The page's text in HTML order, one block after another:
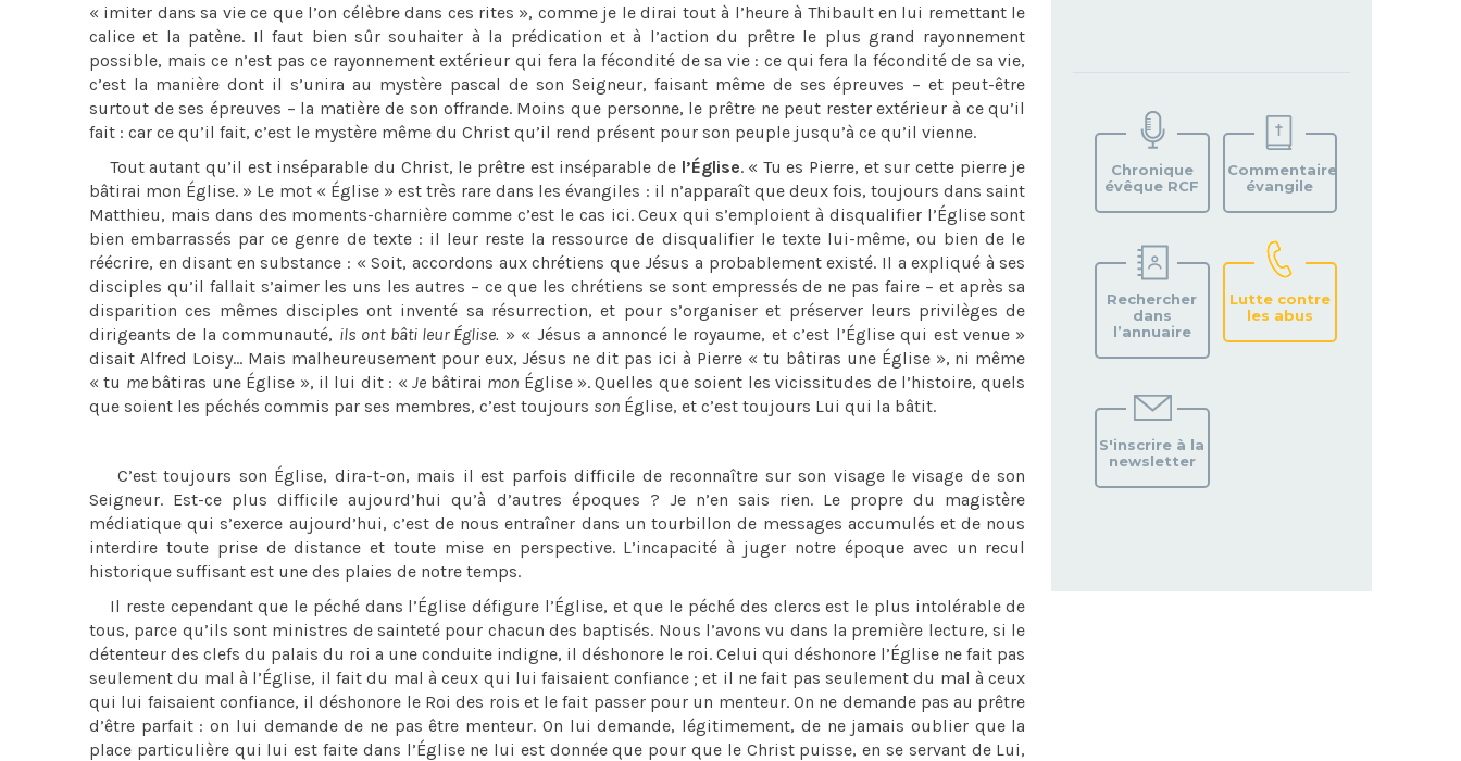
« imiter dans sa vie ce que l’on célèbre dans ces rites », comme je le dirai tout à l’heure à Thibault en lui remettant le
calice et la patène. Il faut bien sûr souhaiter à la prédication et à l’action du prêtre le plus grand rayonnement
possible, mais ce n’est pas ce rayonnement extérieur qui fera la fécondité de sa vie : ce qui fera la fécondité de sa vie,
c’est la manière dont il s’unira au mystère pascal de son Seigneur, faisant même de ses épreuves – et peut-être
surtout de ses épreuves – la matière de son offrande. Moins que personne, le prêtre ne peut rester extérieur à ce qu’il
fait : car ce qu’il fait, c’est le mystère même du Christ qu’il rend présent pour son peuple jusqu’à ce qu’il vienne.
Tout autant qu’il est inséparable du Christ, le prêtre est inséparable de l’Église. « Tu es Pierre, et sur cette pierre je
bâtirai mon Église. » Le mot « Église » est très rare dans les évangiles : il n’apparaît que deux fois, toujours dans saint
Matthieu, mais dans des moments-charnière comme c’est le cas ici. Ceux qui s’emploient à disqualifier l’Église sont
bien embarrassés par ce genre de texte : il leur reste la ressource de disqualifier le texte lui-même, ou bien de le
réécrire, en disant en substance : « Soit, accordons aux chrétiens que Jésus a probablement existé. Il a expliqué à ses
disciples qu’il fallait s’aimer les uns les autres – ce que les chrétiens se sont empressés de ne pas faire – et après sa
disparition ces mêmes disciples ont inventé sa résurrection, et pour s’organiser et préserver leurs privilèges de
dirigeants de la communauté, ils ont bâti leur Église. » « Jésus a annoncé le royaume, et c’est l’Église qui est venue »
disait Alfred Loisy… Mais malheureusement pour eux, Jésus ne dit pas ici à Pierre « tu bâtiras une Église », ni même
« tu me bâtiras une Église », il lui dit : «Je bâtirai mon Église ». Quelles que soient les vicissitudes de l’histoire, quels
que soient les péchés commis par ses membres, c’est toujours son Église, et c’est toujours Lui qui la bâtit.
C’est toujours son Église, dira-t-on, mais il est parfois difficile de reconnaître sur son visage le visage de son
Seigneur. Est-ce plus difficile aujourd’hui qu’à d’autres époques ? Je n’en sais rien. Le propre du magistère
médiatique qui s’exerce aujourd’hui, c’est de nous entraîner dans un tourbillon de messages accumulés et de nous
interdire toute prise de distance et toute mise en perspective. L’incapacité à juger notre époque avec un recul
historique suffisant est une des plaies de notre temps.
Il reste cependant que le péché dans l’Église défigure l’Église, et que le péché des clercs est le plus intolérable de
tous, parce qu’ils sont ministres de sainteté pour chacun des baptisés. Nous l’avons vu dans la première lecture, si le
détenteur des clefs du palais du roi a une conduite indigne, il déshonore le roi. Celui qui déshonore l’Église ne fait pas
seulement du mal à l’Église, il fait du mal à ceux qui lui faisaient confiance ; et il ne fait pas seulement du mal à ceux
qui lui faisaient confiance, il déshonore le Roi des rois et le fait passer pour un menteur. On ne demande pas au prêtre
d’être parfait : on lui demande de ne pas être menteur. On lui demande, légitimement, de ne jamais oublier que la
place particulière qui lui est faite dans l’Église ne lui est donnée que pour que le Christ puisse, en se servant de Lui,
VOTRE
PAROISSE
Chronique
évêque RCF
Commentaire
évangile
Rechercher
dans
l’annuaire
Lutte contre
les abus
S'inscrire à la
newsletter